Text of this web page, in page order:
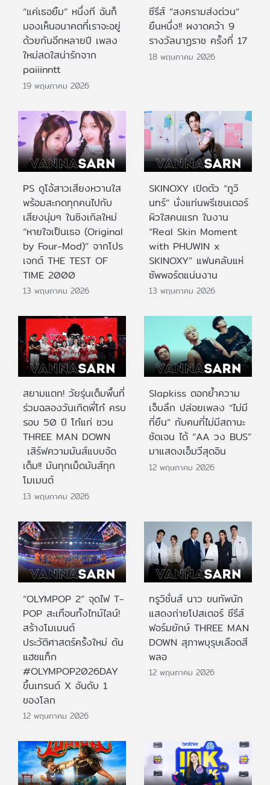
“แค่เธอยิ้ม” หนึ่งที ฉันก็
มองเห็นอนาคตที่เราจะอยู่
ด้วยกันอีกหลายปี เพลง
ใหม่สดใสน่ารักจาก
paiiinntt
19 พฤษภาคม 2026
ซีรีส์ “สงครามส่งด่วน”
ยืนหนึ่ง!! ผงาดคว้า 9
รางวัลนาฏราช ครั้งที่ 17
18 พฤษภาคม 2026
PS ดูโอ้สาวเสียงหวานใส
พร้อมสะกดทุกคนไปกับ
เสียงนุ่มๆ ในซิงเกิลใหม่
“หายใจเป็นเธอ (Original
by Four-Mod)” จากโปร
เจกต์ THE TEST OF
TIME 2000
13 พฤษภาคม 2026
SKINOXY เปิดตัว “ภูวิ
นทร์” นั่งแท่นพรีเซนเตอร์
ผิวใสคนแรก ในงาน
“Real Skin Moment
with PHUWIN x
SKINOXY” แฟนคลับแห่
ซัพพอร์ตแน่นงาน
13 พฤษภาคม 2026
สยามแตก! วัยรุ่นเต็มพื้นที่
ร่วมฉลองวันเกิดพี่โก๋ ครบ
รอบ 50 ปี โก๋แก่ ชวน
THREE MAN DOWN
เสิร์ฟความมันส์แบบจัด
เต็ม!! มันทุกเม็ดมันส์ทุก
โมเมนต์
13 พฤษภาคม 2026
Slapkiss ตอกย้ำความ
เจ็บลึก ปล่อยเพลง “ไม่มี
ที่ยืน” กับคนที่ไม่มีสถานะ
ชัดเจน ได้ “AA วง BUS”
มาแสดงเอ็มวีสุดอิน
12 พฤษภาคม 2026
“OLYMPOP 2” จุดไฟ T-
POP สะเทือนทั้งไทม์ไลน์!
สร้างโมเมนต์
ประวัติศาสตร์ครั้งใหม่ ดัน
แฮชแท็ก
#OLYMPOP2026DAY
ขึ้นเทรนด์ X อันดับ 1
ของโลก
12 พฤษภาคม 2026
ทรูวิชั่นส์ นาว ขนทัพนัก
แสดงถ่ายโปสเตอร์ ซีรีส์
ฟอร์มยักษ์ THREE MAN
DOWN สุภาพบุรุษเลือดสี
พลอ
12 พฤษภาคม 2026